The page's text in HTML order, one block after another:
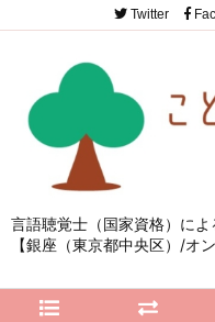
言語聴覚士（国家資格）に
【銀座（東京都中央区）/オン
Twitter